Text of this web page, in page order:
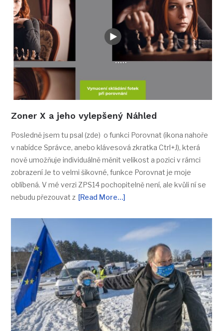
Zoner X a jeho vylepšený Náhled
Posledně jsem tu psal (zde) o funkci Porovnat (ikona nahoře
v nabídce Správce, anebo klávesová zkratka Ctrl+J), která
nově umožňuje individuálně měnit velikost a pozici v rámci
zobrazení Je to velmi šikovné, funkce Porovnat je moje
oblíbená. V mé verzi ZPS14 pochopitelně není, ale kvůli ní se
nebudu přezouvat z [Read More…]